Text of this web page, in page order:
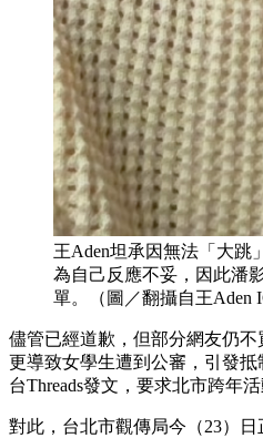
王Aden坦承因無法「大跳
為自己反應不妥，因此潘
單。（圖／翻攝自王Aden
儘管已經道歉，但部分網友仍不
更導致女學生遭到公審，引發
台Threads發文，要求北市跨年
對此，台北市觀傳局今（23）